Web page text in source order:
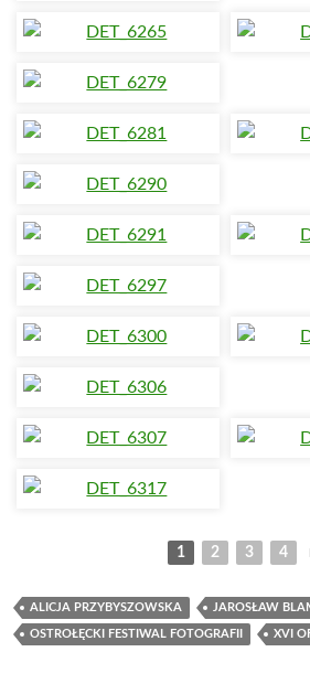
1 2 3 4
ALICJA PRZYBYSZOWSKA JAROSŁAW
OSTROŁĘCKI FESTIWAL FOTOGRAFII XVI